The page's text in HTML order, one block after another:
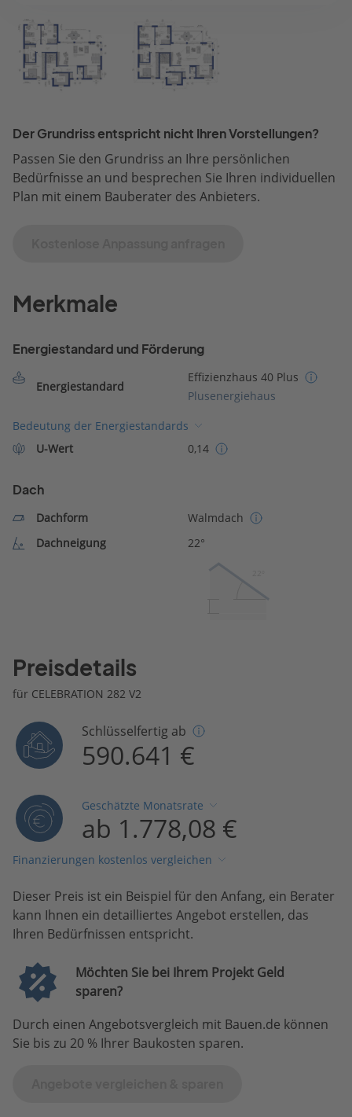
Der Grundriss entspricht nicht Ihren Vorstellungen?
Passen Sie den Grundriss an Ihre persönlichen
Bedürfnisse an und besprechen Sie Ihren individuellen
Plan mit einem Bauberater des Anbieters.
Merkmale
Energiestandard und Förderung
Energiestandard
Effizienzhaus 40 Plus
Plusenergiehaus
Bedeutung der Energiestandards
U-Wert
0,14
Dach
Dachform
Walmdach
Dachneigung
22°
Preisdetails
für CELEBRATION 282 V2
Schlüsselfertig ab
590.641 €
Geschätzte Monatsrate
ab 1.778,08 €
Finanzierungen kostenlos vergleichen
Dieser Preis ist ein Beispiel für den Anfang, ein Berater
kann Ihnen ein detailliertes Angebot erstellen, das
Ihren Bedürfnissen entspricht.
Möchten Sie bei Ihrem Projekt Geld
sparen?
Durch einen Angebotsvergleich mit Bauen.de können
Sie bis zu 20 % Ihrer Baukosten sparen.